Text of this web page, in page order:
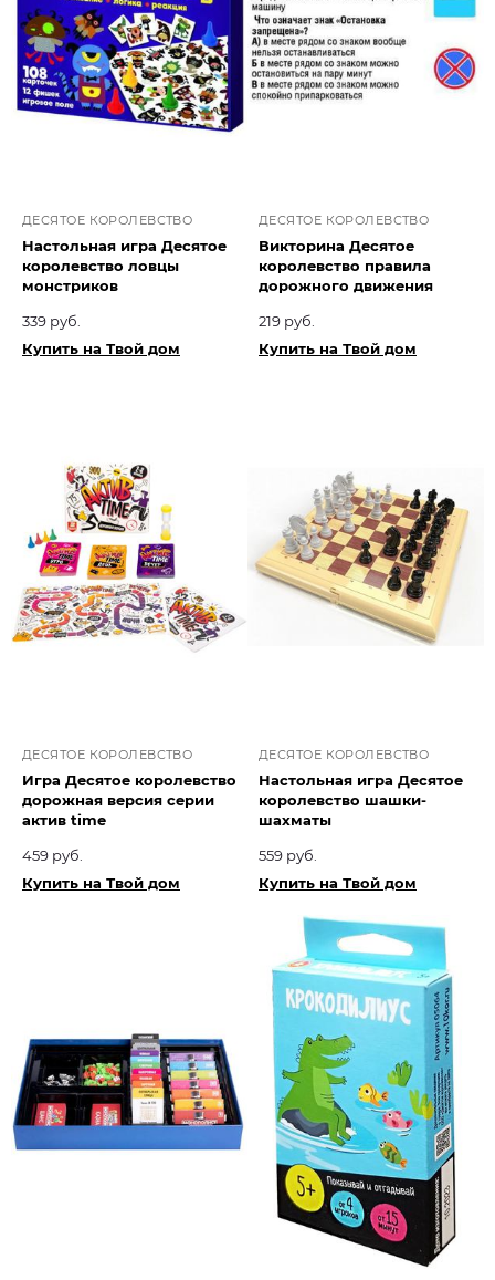
ДЕСЯТОЕ КОРОЛЕВСТВО
Настольная игра Десятое
королевство ловцы
монстриков
339 руб.
Купить на Твой дом
ДЕСЯТОЕ КОРОЛЕВСТВО
Викторина Десятое
королевство правила
дорожного движения
219 руб.
Купить на Твой дом
ДЕСЯТОЕ КОРОЛЕВСТВО
Игра Десятое королевство
дорожная версия серии
актив time
459 руб.
Купить на Твой дом
ДЕСЯТОЕ КОРОЛЕВСТВО
Настольная игра Десятое
королевство шашки-
шахматы
559 руб.
Купить на Твой дом